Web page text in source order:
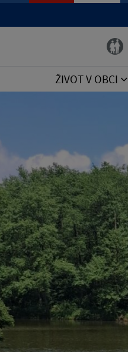
ŽIVOT V OBCI